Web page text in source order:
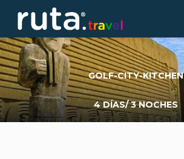
GOLF-CITY-KITCHEN
4 DÍAS/ 3 NOCHES